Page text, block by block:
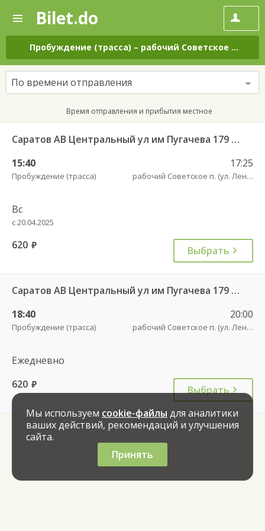
—
Поиск
и
покупка
билетов
на
автобус
онлайн
Bilet.do
Пробуждение (трасса) – рабочий Советское п. (ул. Ленина, 41)
По времени отправления
Время отправления и прибытия местное
Саратов АВ Центральный ул им Пугачева 179 А — Советское рп (ул Ленина 41)
15:40
Пробуждение (трасса)
17:25
рабочий Советское п. (ул. Ленина, 41)
Вс
с 20.04.2025
620 руб. Выбрать
Саратов АВ Центральный ул им Пугачева 179 А — Советское рп (ул Ленина 41)
18:40
Пробуждение (трасса)
20:00
рабочий Советское п. (ул. Ленина, 41)
Ежедневно
620 руб.
Выбрать
Мы используем cookie-файлы для аналитики
ваших действий, рекомендаций и улучшения
сайта.
Принять